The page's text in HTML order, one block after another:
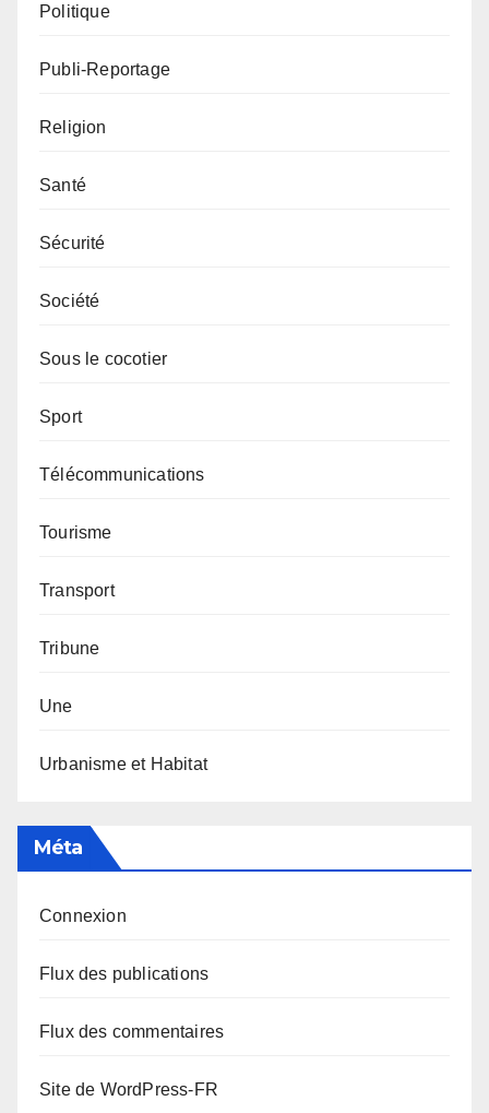
Politique
Publi-Reportage
Religion
Santé
Sécurité
Société
Sous le cocotier
Sport
Télécommunications
Tourisme
Transport
Tribune
Une
Urbanisme et Habitat
Méta
Connexion
Flux des publications
Flux des commentaires
Site de WordPress-FR